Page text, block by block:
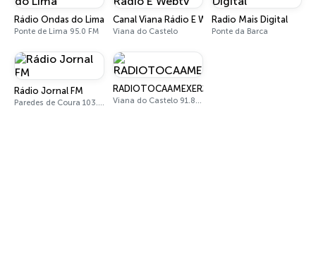
Rádio Ondas do Lima
Ponte de Lima 95.0 FM
Canal Viana Rádio E Webtv
Viana do Castelo
Radio Mais Digital
Ponte da Barca
Rádio Jornal FM
Paredes de Coura 103.6 FM
RADIOTOCAAMEXER2019
Viana do Castelo 91.8 FM